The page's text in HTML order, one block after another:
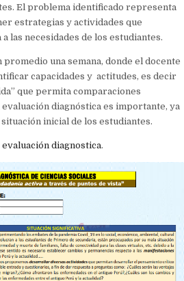
El problema identificado representa
estrategias y actividades que
las necesidades de los estudiantes.
una semana, donde el docente
capacidades y actitudes, es decir
que permita comparaciones
diagnóstica es importante, ya
inicial de los estudiantes.
diagnostica.